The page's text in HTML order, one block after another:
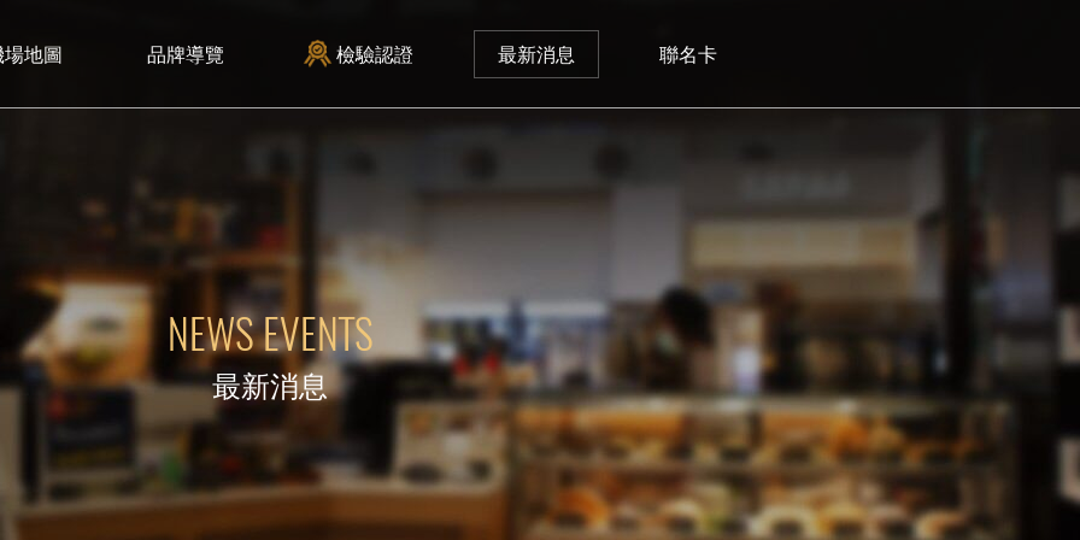
地圖 品牌導覽 檢驗認證 最新消息 聯名卡
NEWS EVENTS
最新消息